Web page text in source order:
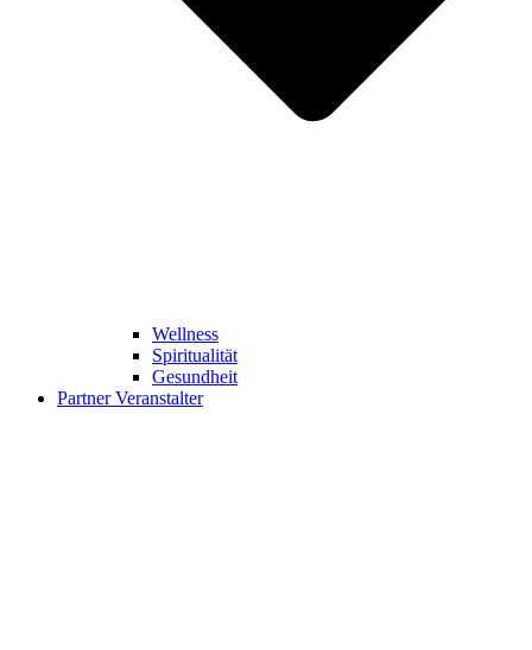
Wellness
Spiritualität
Gesundheit
Partner Veranstalter